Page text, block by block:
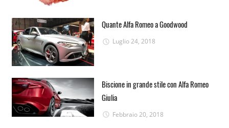
Quante Alfa Romeo a Goodwood
Luglio 24, 2018
Biscione in grande stile con Alfa Romeo
Giulia
Febbraio 20, 2018